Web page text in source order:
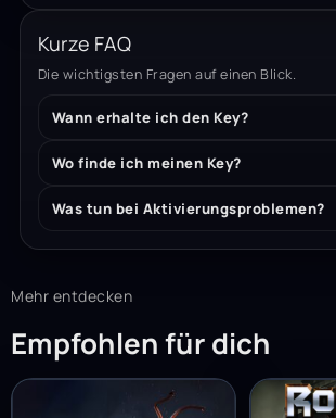
Kurze FAQ
Die wichtigsten Fragen auf einen Blick.
Wann erhalte ich den Key?
Wo finde ich meinen Key?
Was tun bei Aktivierungsproblemen?
Mehr entdecken
Empfohlen für dich